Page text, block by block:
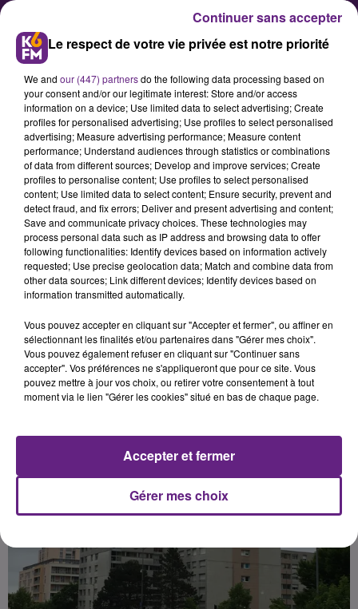
Meurtre a la Fontaine d’Ouche :
les suspects écroués
Nous avons appris ce mardi que les
3 personnes suspectées d’avoir tué
un sexagénaire dans la nuit de
vendredi à samedi dans le quartier
écrouées.
Publié : 21 août 2018 à 14h15 par Fabrice Aubry
Le respect de votre vie privée est notre priorité
We and our (447) partnersdo the following data processing based on
your consent and/or our legitimate interest: Store and/or access
information on a device; Use limited data to select advertising; Create
profiles for personalised advertising; Use profiles to select personalised
advertising; Measure advertising performance; Measure content
performance; Understand audiences through statistics or combinations
of data from different sources; Develop and improve services; Create
profiles to personalise content; Use profiles to select personalised
content; Use limited data to select content; Ensure security, prevent and
detect fraud, and fix errors; Deliver and present advertising and content;
Save and communicate privacy choices. These technologies may
process personal data such as IP address and browsing data to offer
following functionalities: Identify devices based on information actively
requested; Use precise geolocation data; Match and combine data from
other data sources; Link different devices; Identify devices based on
information transmitted automatically.
Vous pouvez accepter en cliquant sur "Accepter et fermer", ou affiner en
sélectionnant les finalités et/ou partenaires dans "Gérer mes choix".
Vous pouvez également refuser en cliquant sur "Continuer sans
accepter". Vos préférences ne s'appliqueront que pour ce site. Vous
pouvez mettre à jour vos choix, ou retirer votre consentement à tout
moment via le lien "Gérer les cookies" situé en bas de chaque page.
Gérer mes choix
Accepter et fermer
Continuer sans accepter